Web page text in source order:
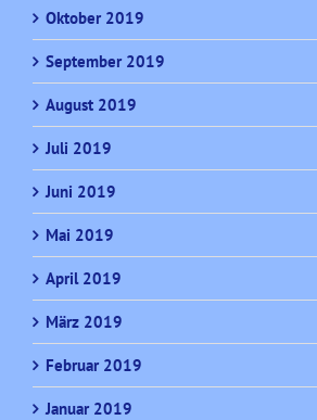
Oktober 2019
September 2019
August 2019
Juli 2019
Juni 2019
Mai 2019
April 2019
März 2019
Februar 2019
Januar 2019